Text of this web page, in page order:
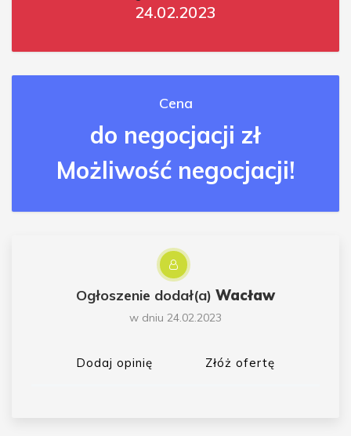
24.02.2023
Cena
do negocjacji zł
Możliwość negocjacji!
Ogłoszenie dodał(a) Wacław
w dniu 24.02.2023
Dodaj opinię Złóż ofertę